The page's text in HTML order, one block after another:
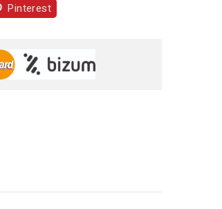
Pinterest